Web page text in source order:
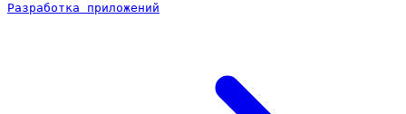
Разработка приложений